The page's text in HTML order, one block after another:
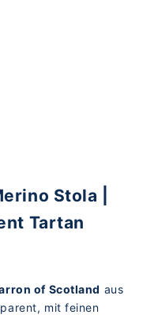
12
Element 3
Element 4
Element 5
zu Element 6
Stola |
Tartan
of Scotland aus
mit feinen